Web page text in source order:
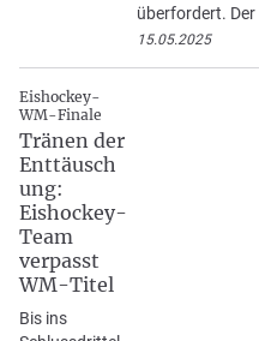
überfordert.
15.05.2025
Eishockey-
WM-Finale
Tränen der
Enttäusch
ung:
Eishockey-
Team
verpasst
WM-Titel
Bis ins